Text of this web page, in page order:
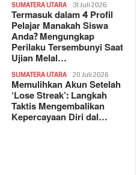
SUMATERA UTARA 31 Juli 2026
Termasuk dalam 4 Profil
Pelajar Manakah Siswa
Anda? Mengungkap
Perilaku Tersembunyi Saat
Ujian Melal…
SUMATERA UTARA 20 Juli 2026
Memulihkan Akun Setelah
‘Lose Streak’: Langkah
Taktis Mengembalikan
Kepercayaan Diri dal…